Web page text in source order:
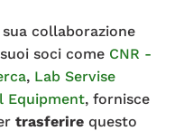
collaborazione
soci come CNR -
, Lab Servise
Equipment, fornisce
trasferire questo